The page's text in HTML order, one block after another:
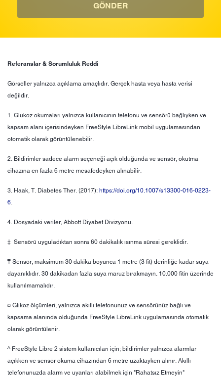
GÖNDER
Referanslar & Sorumluluk Reddi
Görseller yalnızca açıklama amaçlıdır. Gerçek hasta veya hasta verisi
değildir.
1. Glukoz okumaları yalnızca kullanıcının telefonu ve sensörü bağlıyken ve
kapsam alanı içerisindeyken FreeStyle LibreLink mobil uygulamasından
otomatik olarak görüntülenebilir.
2. Bildirimler sadece alarm seçeneği açık olduğunda ve sensör, okutma
cihazına en fazla 6 metre mesafedeyken alınabilir.
3. Haak, T. Diabetes Ther. (2017): https://doi.org/10.1007/s13300-016-0223-
6
4. Dosyadaki veriler, Abbott Diyabet Divizyonu.
‡ Sensörü uyguladıktan sonra 60 dakikalık ısınma süresi gereklidir.
₸ Sensör, maksimum 30 dakika boyunca 1 metre (3 fit) derinliğe kadar suya
dayanıklıdır. 30 dakikadan fazla suya maruz bırakmayın. 10.000 fitin üzerinde
kullanılmamalıdır.
¤ Glikoz ölçümleri, yalnızca akıllı telefonunuz ve sensörünüz bağlı ve
kapsama alanında olduğunda FreeStyle LibreLink uygulamasında otomatik
olarak görüntülenir.
^ FreeStyle Libre 2 sistem kullanıcıları için; bildirimler yalnızca alarmlar
açıkken ve sensör okuma cihazından 6 metre uzaktayken alınır. Akıllı
telefonunuzda alarm ve uyarıları alabilmek için "Rahatsız Etmeyin"